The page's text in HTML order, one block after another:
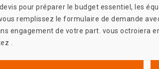
pour préparer le budget essentiel, les
vous remplissez le formulaire de demande
engagement de votre part. vous octroiera
.